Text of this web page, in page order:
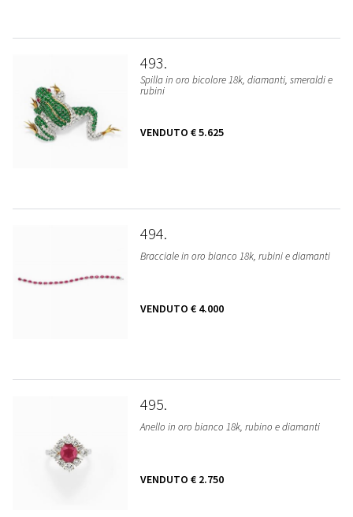
493
Spilla in oro bicolore 18k, diamanti, smeraldi e
rubini
VENDUTO € 5.625
494
Bracciale in oro bianco 18k, rubini e diamanti
VENDUTO € 4.000
495
Anello in oro bianco 18k, rubino e diamanti
VENDUTO € 2.750